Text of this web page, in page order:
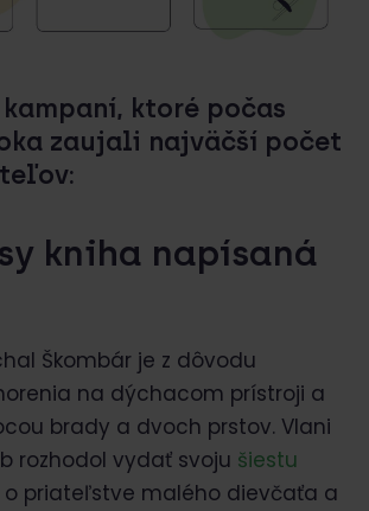
kampaní, ktoré počas
zaujali najväčší počet
kniha napísaná
Škombár je z dôvodu
na dýchacom prístroji a
brady a dvoch prstov. Vlani
rozhodol vydať svoju šiestu
o priateľstve malého dievčaťa a